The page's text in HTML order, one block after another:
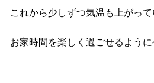
これから少しずつ気温も上がって
お家時間を楽しく過ごせるよう